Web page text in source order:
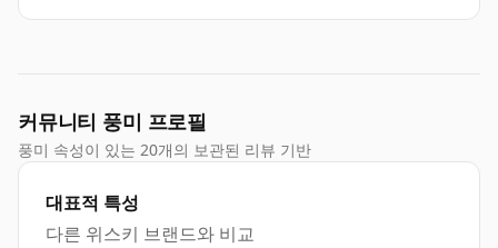
커뮤니티 풍미 프로필
풍미 속성이 있는 20개의 보관된 리뷰 기반
대표적 특성
다른 위스키 브랜드와 비교